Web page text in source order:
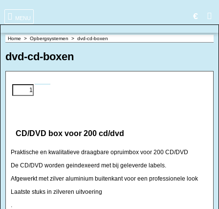
MENU €
Home > Opbergsystemen > dvd-cd-boxen
dvd-cd-boxen
CD/DVD box voor 200 cd/dvd
Praktische en kwalitatieve draagbare opruimbox voor 200 CD/DVD
De CD/DVD worden geindexeerd met bij geleverde labels.
Afgewerkt met zilver aluminium buitenkant voor een professionele look
Laatste stuks in zilveren uitvoering
.